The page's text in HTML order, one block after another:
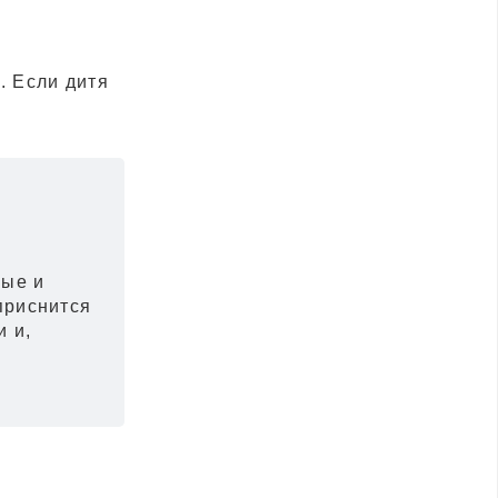
Если дитя
и
и,